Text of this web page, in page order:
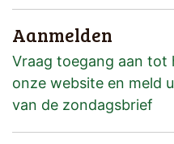
Aanmelden
Vraag toegang aan tot
onze website en meld
van de zondagsbrief